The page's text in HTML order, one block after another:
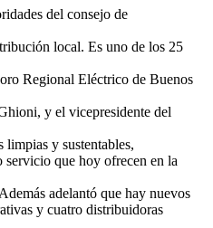
del consejo de
local. Es uno de los 25
Regional Eléctrico de Buenos
y el vicepresidente del
y sustentables,
servicio que hoy ofrecen en la
adelantó que hay nuevos
y cuatro distribuidoras